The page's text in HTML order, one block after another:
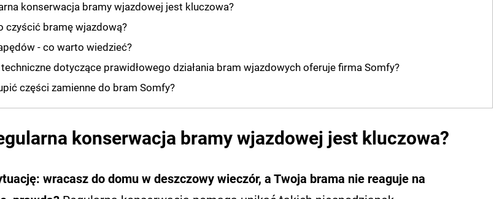
konserwacja bramy wjazdowej jest kluczowa?
czyścić bramę wjazdową?
- co warto wiedzieć?
dotyczące prawidłowego działania bram wjazdowych oferuje firma Somfy?
części zamienne do bram Somfy?
konserwacja bramy wjazdowej jest kluczowa?
wracasz do domu w deszczowy wieczór, a Twoja brama nie reaguje na